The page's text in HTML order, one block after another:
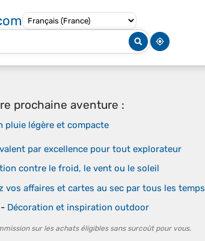
prochaine aventure :
pluie légère et compacte
par excellence pour tout explorateur
contre le froid, le vent ou le soleil
vos affaires et cartes au sec par tous les temps
- Décoration et inspiration outdoor
sur les achats éligibles sans surcoût pour vous.